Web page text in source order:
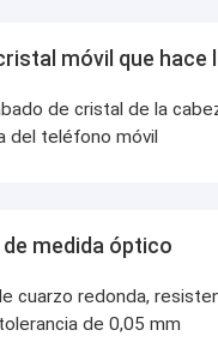
móvil que hace
de cristal de la
del teléfono móvil
medida óptico
cuarzo redonda,
de 0,05 mm